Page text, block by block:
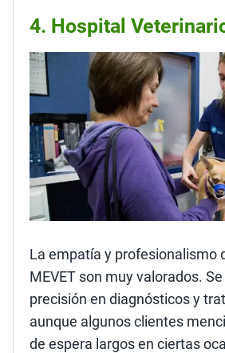
4. Hospital
La empatía y profesionalismo
MEVET son muy valorados.
precisión en diagnósticos y
aunque algunos clientes
de espera largos en ciertas